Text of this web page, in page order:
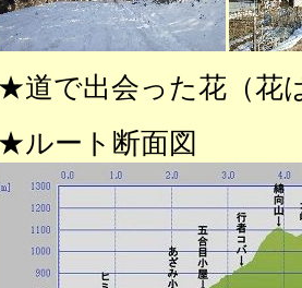
★道で出会った花（花
★ルート断面図